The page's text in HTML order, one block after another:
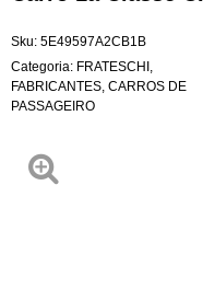
Sku: 5E49597A2CB1B
Categoria: FRATESCHI
FABRICANTES CARROS DE
PASSAGEIRO